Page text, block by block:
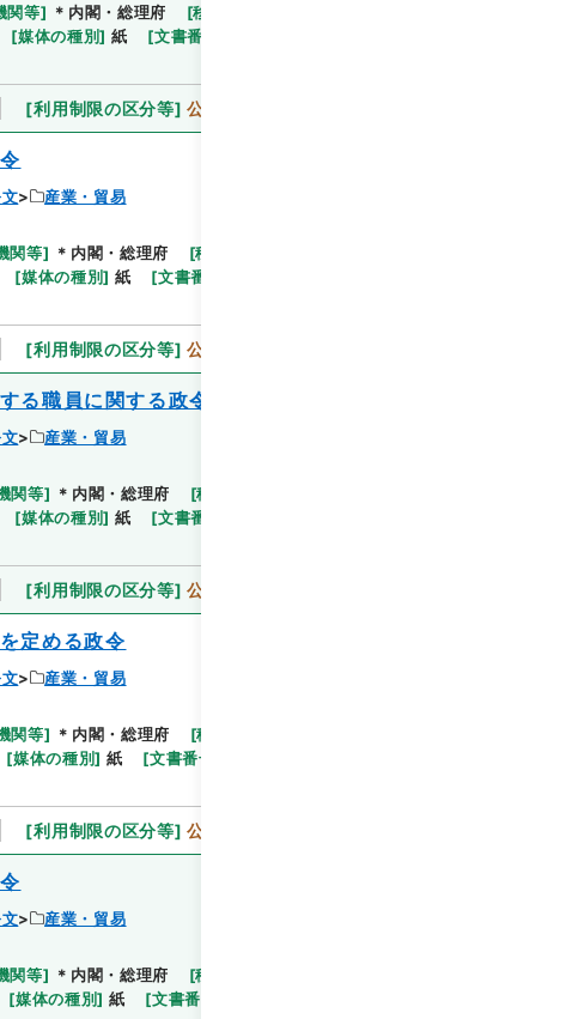
関等] ＊内閣・総理府 [移管等年度
[媒体の種別] 紙 [文書番号
[利用制限の区分等] 公開
産業・貿易
関等] ＊内閣・総理府 [移管等年度
[媒体の種別] 紙 [文書番号
[利用制限の区分等] 公開
る職員に関する政令の一部を改正する政令
産業・貿易
関等] ＊内閣・総理府 [移管等年度
[媒体の種別] 紙 [文書番号
[利用制限の区分等] 公開
定める政令
産業・貿易
関等] ＊内閣・総理府 [移管等年度
[媒体の種別] 紙 [文書番号
[利用制限の区分等] 公開
産業・貿易
関等] ＊内閣・総理府 [移管等年度
[媒体の種別] 紙 [文書番号